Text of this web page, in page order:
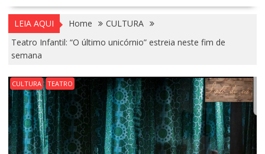
LEIA AQUI Home
CULTURA
Teatro Infantil: “O último unicórnio” estreia neste fim de
semana
CULTURA TEATRO